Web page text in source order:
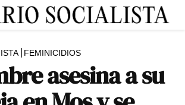
FEMINICIDIOS
asesina a su